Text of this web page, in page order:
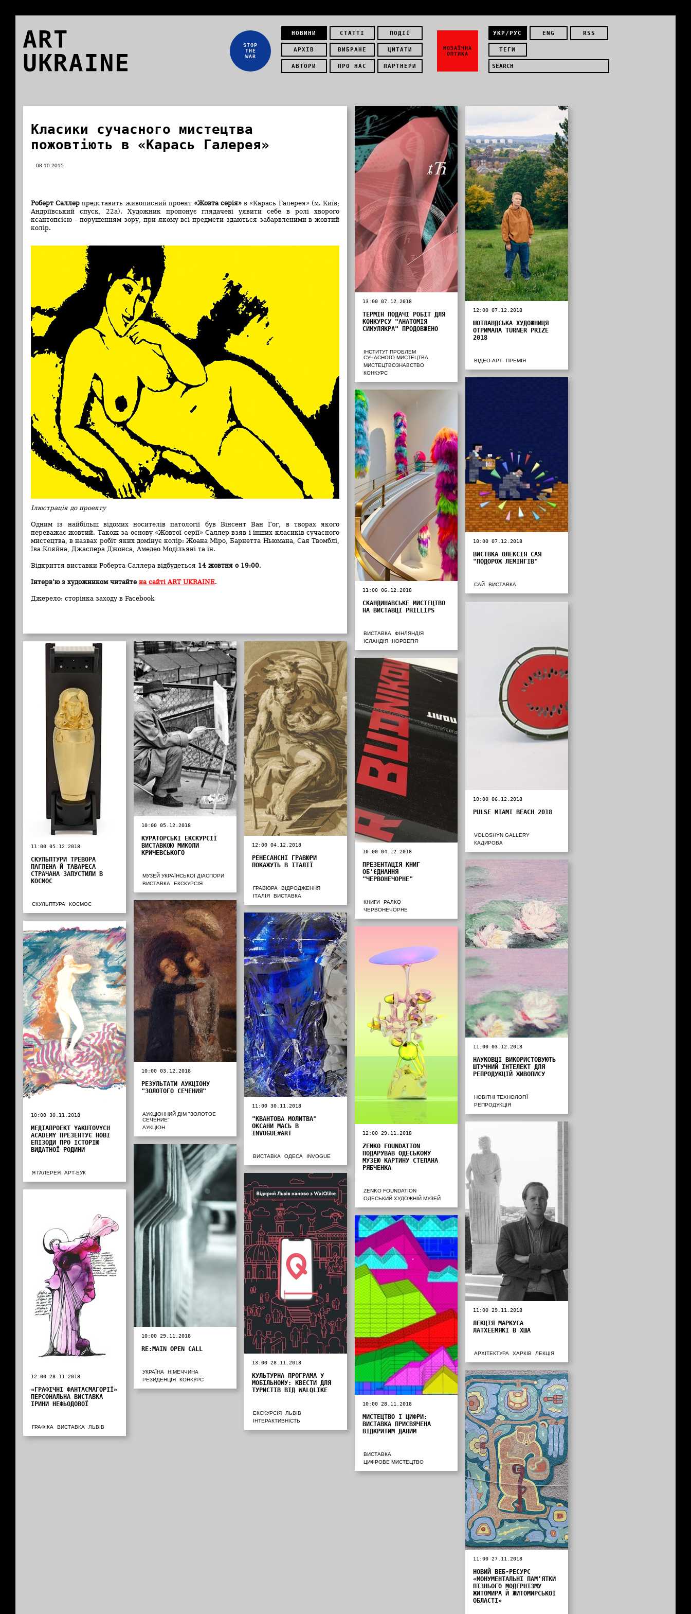
ART
UKRAINE
НОВИНИ СТАТТІ ПОДІЇ
АРХІВ ВИБРАНЕ ЦИТАТИ
АВТОРИ ПРО НАС ПАРТНЕРИ
STOP
THE
WAR
УКР/РУС ENG RSS
ТЕГИ
МОЗАЇЧНА
ОПТИКА
Класики сучасного мистецтва
пожовтіють в «Карась Галерея»
08.10.2015
Роберт Саллер представить живописний проект «Жовта серія» в «Карась Галерея» (м. Київ;
Андріївський спуск, 22а). Художник пропонує глядачеві уявити себе в ролі хворого
ксантопсією – порушенням зору, при якому всі предмети здаються забарвленими в жовтий
колір.
Ілюстрація до проекту
Одним із найбільш відомих носителів патології був Вінсент Ван Гог, в творах якого
переважає жовтий. Також за основу «Жовтої серії» Саллер взяв і інших класиків сучасного
мистецтва, в назвах робіт яких домінує колір: Жоана Міро, Барнетта Ньюмана, Сая Твомблі,
Іва Кляйна, Джаспера Джонса, Амедео Модільяні та ін.
Відкриття виставки Роберта Саллера відбудеться 14 жовтня о 19:00.
Інтерв’ю з художником читайте на сайті ART UKRAINE.
Джерело: сторінка заходу в Facebook
13:00 07.12.2018
ТЕРМІН ПОДАЧІ РОБІТ ДЛЯ
КОНКУРСУ "АНАТОМІЯ
СИМУЛЯКРА" ПРОДОВЖЕНО
ІНСТИТУТ ПРОБЛЕМ
СУЧАСНОГО МИСТЕЦТВА
МИСТЕЦТВОЗНАВСТВО
КОНКУРС
12:00 07.12.2018
ШОТЛАНДСЬКА ХУДОЖНИЦЯ
ОТРИМАЛА TURNER PRIZE
2018
ВІДЕО-АРТ ПРЕМІЯ
10:00 07.12.2018
ВИСТВКА ОЛЕКСІЯ САЯ
"ПОДОРОЖ ЛЕМІНГІВ"
САЙ
ВИСТАВКА
11:00 06.12.2018
СКАНДИНАВСЬКЕ МИСТЕЦТВО
НА ВИСТАВЦІ PHILLIPS
ВИСТАВКА
ФІНЛЯНДІЯ
ІСЛАНДІЯ
НОРВЕГІЯ
10:00 06.12.2018
PULSE MIAMI BEACH 2018
VOLOSHYN GALLERY
КАДИРОВА
11:00 05.12.2018
СКУЛЬПТУРИ ТРЕВОРА
ПАГЛЕНА Й ТАВАРЕСА
СТРАЧАНА ЗАПУСТИЛИ В
КОСМОС
СКУЛЬПТУРА КОСМОС
10:00 05.12.2018
КУРАТОРСЬКІ ЕКСКУРСІЇ
ВИСТАВКОЮ МИКОЛИ
КРИЧЕВСЬКОГО
МУЗЕЙ УКРАЇНСЬКОЇ ДІАСПОРИ
ВИСТАВКА
ЕКСКУРСІЯ
12:00 04.12.2018
РЕНЕСАНСНІ ГРАВЮРИ
ПОКАЖУТЬ В ІТАЛІЇ
ГРАВЮРА
ВІДРОДЖЕННЯ
ІТАЛІЯ
ВИСТАВКА
10:00 04.12.2018
ПРЕЗЕНТАЦІЯ КНИГ
ОБ'ЄДНАННЯ
"ЧЕРВОНЕЧОРНЕ"
КНИГИ
РАЛКО
ЧЕРВОНЕЧОРНЕ
11:00 03.12.2018
НАУКОВЦІ ВИКОРИСТОВУЮТЬ
ШТУЧНИЙ ІНТЕЛЕКТ ДЛЯ
РЕПРОДУКЦІЙ ЖИВОПИСУ
НОВІТНІ ТЕХНОЛОГІЇ
РЕПРОДУКЦІЯ
10:00 03.12.2018
РЕЗУЛЬТАТИ АУКЦІОНУ
"ЗОЛОТОГО СЕЧЕНИЯ"
АУКЦІОННИЙ ДІМ "ЗОЛОТОЕ
СЕЧЕНИЕ"
АУКЦІОН
11:00 30.11.2018
"КВАНТОВА МОЛИТВА"
ОКСАНИ МАСЬ В
INVOGUE#ART
ВИСТАВКА ОДЕСА INVOGUE
10:00 30.11.2018
МЕДІАПРОЕКТ YAKUTOVYCH
ACADEMY ПРЕЗЕНТУЄ НОВІ
ЕПІЗОДИ ПРО ІСТОРІЮ
ВИДАТНОЇ РОДИНИ
Я ГАЛЕРЕЯ АРТ-БУК
12:00 29.11.2018
ZENKO FOUNDATION
ПОДАРУВАВ ОДЕСЬКОМУ
МУЗЕЮ КАРТИНУ СТЕПАНА
РЯБЧЕНКА
ZENKO FOUNDATION
ОДЕСЬКИЙ ХУДОЖНІЙ МУЗЕЙ
11:00 29.11.2018
ЛЕКЦІЯ МАРКУСА
ЛАТХЕЕМЯКІ В ХША
АРХІТЕКТУРА ХАРКІВ ЛЕКЦІЯ
10:00 29.11.2018
RE:MAIN OPEN CALL
УКРАЇНА
НІМЕЧЧИНА
РЕЗИДЕНЦІЯ
КОНКУРС
13:00 28.11.2018
КУЛЬТУРНА ПРОГРАМА У
МОБІЛЬНОМУ: КВЕСТИ ДЛЯ
ТУРИСТІВ ВІД WALQLIKE
ЕКСКУРСІЯ
ЛЬВІВ
ІНТЕРАКТИВНІСТЬ
12:00 28.11.2018
«ГРАФІЧНІ ФАНТАСМАГОРІЇ»
ПЕРСОНАЛЬНА ВИСТАВКА
ІРИНИ НЕФЬОДОВОЇ
ГРАФІКА ВИСТАВКА ЛЬВІВ
10:00 28.11.2018
МИСТЕЦТВО І ЦИФРИ:
ВИСТАВКА ПРИСВЯЧЕНА
ВІДКРИТИМ ДАНИМ
ВИСТАВКА
ЦИФРОВЕ МИСТЕЦТВО
11:00 27.11.2018
НОВИЙ ВЕБ-РЕСУРС
«МОНУМЕНТАЛЬНІ ПАМ‘ЯТКИ
ПІЗНЬОГО МОДЕРНІЗМУ
ЖИТОМИРА Й ЖИТОМИРСЬКОЇ
ОБЛАСТІ»